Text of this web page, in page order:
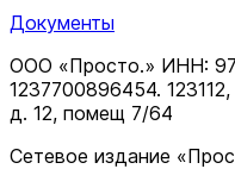
Документы
ООО «Просто.» ИНН:
1237700896454.
д. 12, помещ 7/64
Сетевое издание